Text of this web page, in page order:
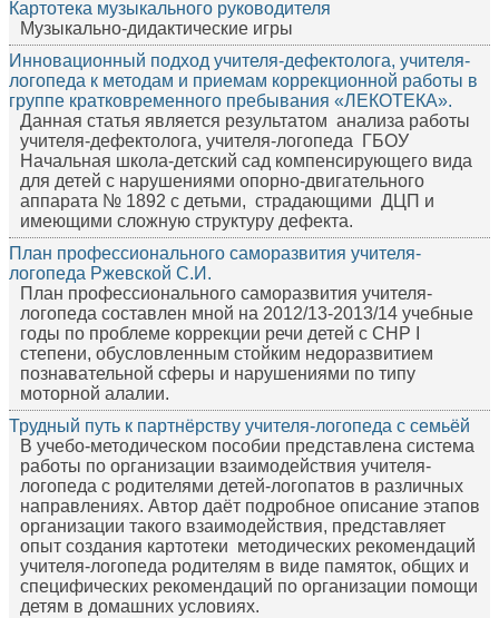
Картотека музыкального руководителя
Музыкально-дидактические игры
Инновационный подход учителя-дефектолога, учителя-
логопеда к методам и приемам коррекционной работы в
группе кратковременного пребывания «ЛЕКОТЕКА».
Данная статья является результатом анализа работы
учителя-дефектолога, учителя-логопеда ГБОУ
Начальная школа-детский сад компенсирующего вида
для детей с нарушениями опорно-двигательного
аппарата № 1892 с детьми, страдающими ДЦП и
имеющими сложную структуру дефекта.
План профессионального саморазвития учителя-
логопеда Ржевской С.И.
План профессионального саморазвития учителя-
логопеда составлен мной на 2012/13-2013/14 учебные
годы по проблеме коррекции речи детей с СНР I
степени, обусловленным стойким недоразвитием
познавательной сферы и нарушениями по типу
моторной алалии.
Трудный путь к партнёрству учителя-логопеда с семьёй
В учебо-методическом пособии представлена система
работы по организации взаимодействия учителя-
логопеда с родителями детей-логопатов в различных
направлениях. Автор даёт подробное описание этапов
организации такого взаимодействия, представляет
опыт создания картотеки методических рекомендаций
учителя-логопеда родителям в виде памяток, общих и
специфических рекомендаций по организации помощи
детям в домашних условиях.